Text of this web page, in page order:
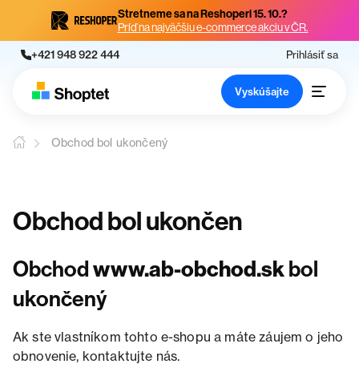
Stretneme sa na Reshoperi 15. 10.?
Príď na najväčšiu e-commerce akciu v ČR.
+421 948 922 444 Prihlásiť sa
Vyskúšajte
Obchod bol ukončený
Obchod bol ukončen
Obchodwww.ab-obchod.skbol
ukončený
Ak ste vlastníkom tohto e-shopu a máte záujem o jeho
obnovenie, kontaktujte nás.